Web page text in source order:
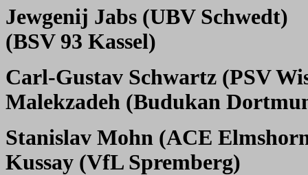
Jewgenij Jabs (UBV Schwedt)
(BSV 93 Kassel)
Carl-Gustav Schwartz (PSV
Malekzadeh (Budukan
Stanislav Mohn (ACE
Kussay (VfL Spremberg)